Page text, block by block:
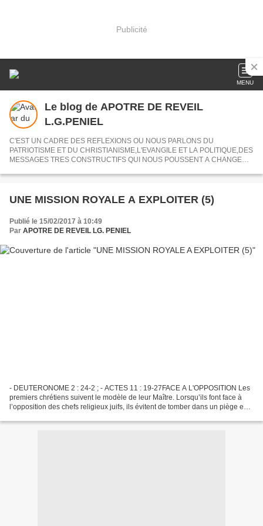
Publicité
MENU
Le blog de APOTRE DE REVEIL
L.G.PENIEL
C'EST UN CADRE DES REFLEXIONS OU NOUS PARLONS DU
PATRIOTISME ET DU CHRISTIANISME,L'EVANGILE ET LA POLITIQUE,DES
MESSAGES TRES CONSTRUCTIFS QUI NOUS POUSSENT A CHANGER
UNE MISSION ROYALE A EXPLOITER (5)
Publié le 15/02/2017 à 10:49
Par APOTRE DE REVEIL LG. PENIEL
- DEUTERONOME 2 : 24-2 ; - ACTES 11 : 19-27FACE A L'OPPOSITION Les
premiers chrétiens suivent le modèle de leur Maître. Lorsqu’ils font face à
l’opposition des chefs religieux juifs, ils évitent de tomber dans un piège en